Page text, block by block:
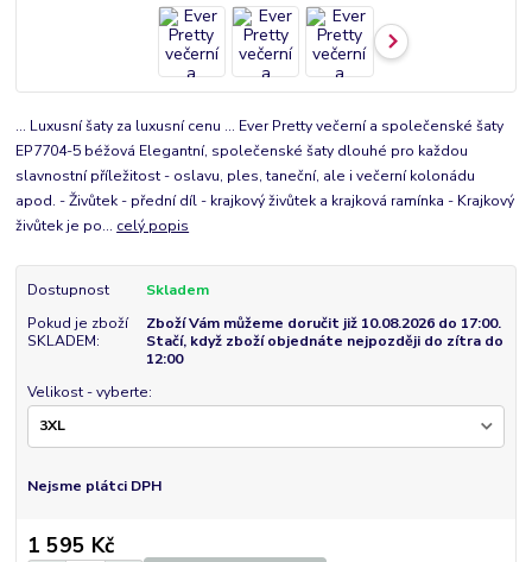
... Luxusní šaty za luxusní cenu ... Ever Pretty večerní a společenské šaty
EP7704-5 béžová Elegantní, společenské šaty dlouhé pro každou
slavnostní příležitost - oslavu, ples, taneční, ale i večerní kolonádu
apod. - Živůtek - přední díl - krajkový živůtek a krajková ramínka - Krajkový
živůtek je po... celý popis
Dostupnost
Skladem
Pokud je zboží
SKLADEM:
Zboží Vám můžeme doručit již 10.08.2026 do 17:00.
Stačí, když zboží objednáte nejpozději do zítra do
12:00
Velikost - vyberte:
Nejsme plátci DPH
1 595 Kč